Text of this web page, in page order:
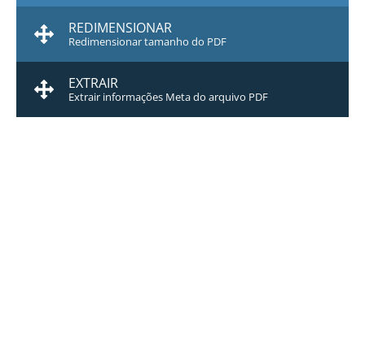
REDIMENSIONAR
Redimensionar tamanho do PDF
EXTRAIR
Extrair informações Meta do arquivo PDF